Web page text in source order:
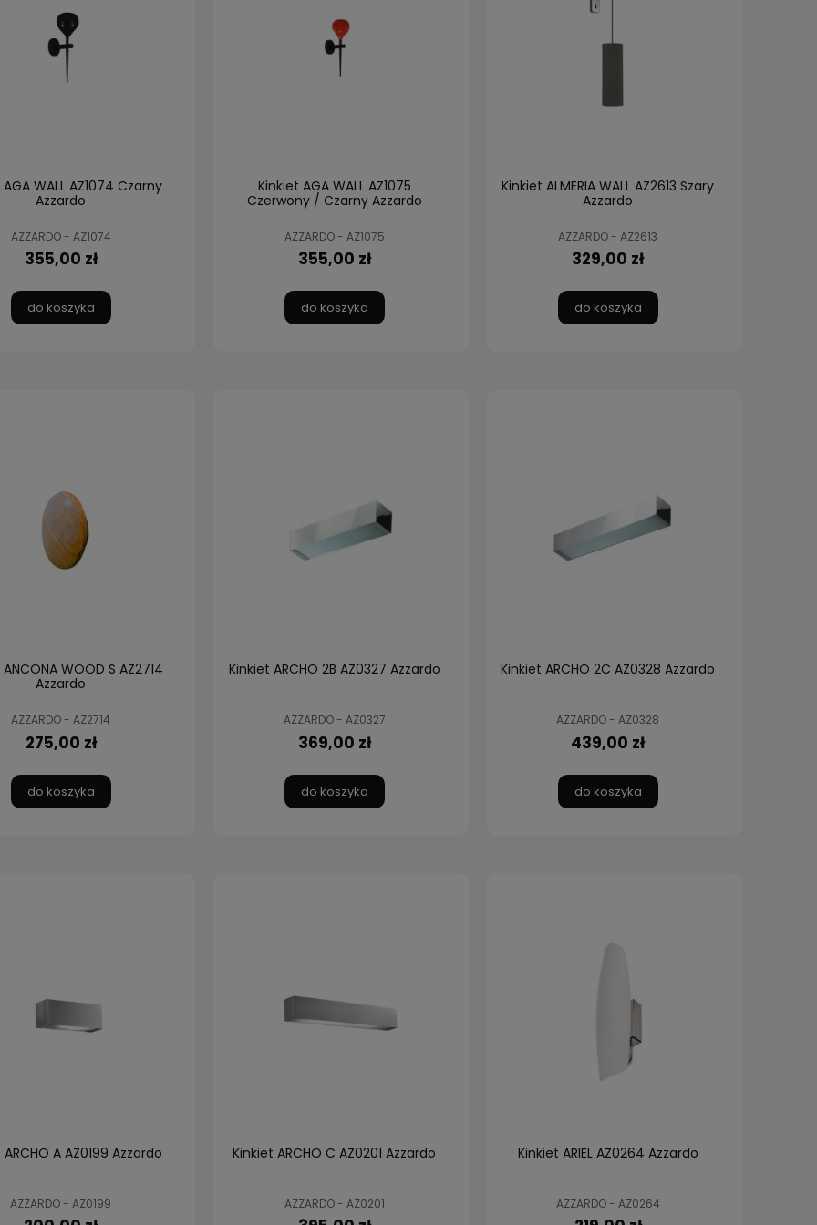
WALL AZ1074 Czarny
Azzardo
AZZARDO - AZ1074
355,00 zł
do koszyka
Kinkiet AGA WALL AZ1075
Czerwony / Czarny Azzardo
AZZARDO - AZ1075
355,00 zł
do koszyka
Kinkiet ALMERIA WALL AZ2613 Szary
Azzardo
AZZARDO - AZ2613
329,00 zł
do koszyka
WOOD S AZ2714
Azzardo
AZZARDO - AZ2714
275,00 zł
do koszyka
Kinkiet ARCHO 2B AZ0327 Azzardo
AZZARDO - AZ0327
369,00 zł
do koszyka
Kinkiet ARCHO 2C AZ0328 Azzardo
AZZARDO - AZ0328
439,00 zł
do koszyka
A AZ0199 Azzardo
AZZARDO - AZ0199
Kinkiet ARCHO C AZ0201 Azzardo
AZZARDO - AZ0201
Kinkiet ARIEL AZ0264 Azzardo
AZZARDO - AZ0264